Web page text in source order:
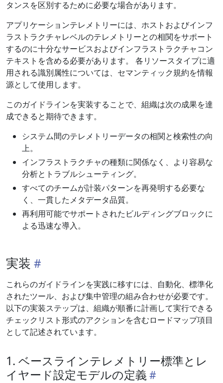
タンスを区別するために必要な場合があります。
アプリケーションテレメトリーには、ホストおよびインフ
ラストラクチャレベルのテレメトリーとの相関をサポート
するのに十分なサービスおよびインフラストラクチャコン
テキストを含める必要があります。 各リソースタイプに適
用される識別属性については、セマンティック規約を情報
源として使用します。
このガイドラインを実装することで、組織は次の成果を達
成できると期待できます。
システム間のテレメトリーデータの相関と検索性の向
上。
インフラストラクチャの種類に関係なく、より容易な
分析とトラブルシューティング。
すべてのチームが計装パターンを再発明する必要な
く、一貫したメタデータ品質。
再利用可能でサポートされたビルディングブロックに
よる迅速な導入。
実装
これらのガイドラインを実践に移すには、自動化、標準化
されたツール、および集中管理の組み合わせが必要です。
以下の実装ステップは、組織が順番に計画して実行できる
チェックリスト形式のアクションを含むロードマップ項目
として記述されています。
1. ベースラインテレメトリー標準とレ
イヤード設定モデルの定義